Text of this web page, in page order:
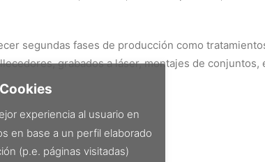
segundas fases de producción como
grabados a láser, montajes de conjuntos,
experiencia al usuario en
en base a un perfil elaborado
(p.e. páginas visitadas)